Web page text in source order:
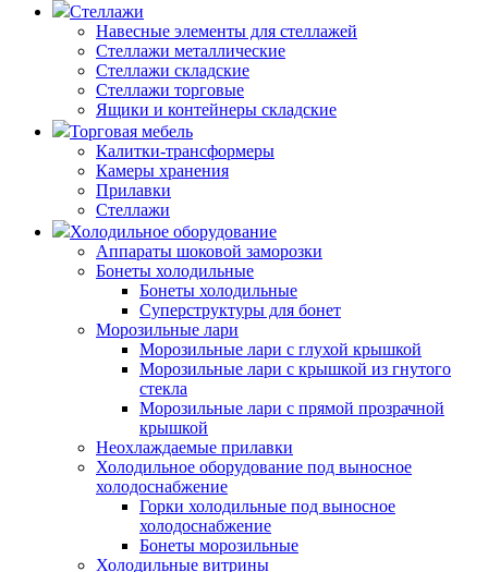
Стеллажи
Навесные элементы для стеллажей
Стеллажи металлические
Стеллажи складские
Стеллажи торговые
Ящики и контейнеры складские
Торговая мебель
Калитки-трансформеры
Камеры хранения
Прилавки
Стеллажи
Холодильное оборудование
Аппараты шоковой заморозки
Бонеты холодильные
Бонеты холодильные
Суперструктуры для бонет
Морозильные лари
Морозильные лари с глухой крышкой
Морозильные лари с крышкой из гнутого
стекла
Морозильные лари с прямой прозрачной
крышкой
Неохлаждаемые прилавки
Холодильное оборудование под выносное
холодоснабжение
Горки холодильные под выносное
холодоснабжение
Бонеты морозильные
Холодильные витрины